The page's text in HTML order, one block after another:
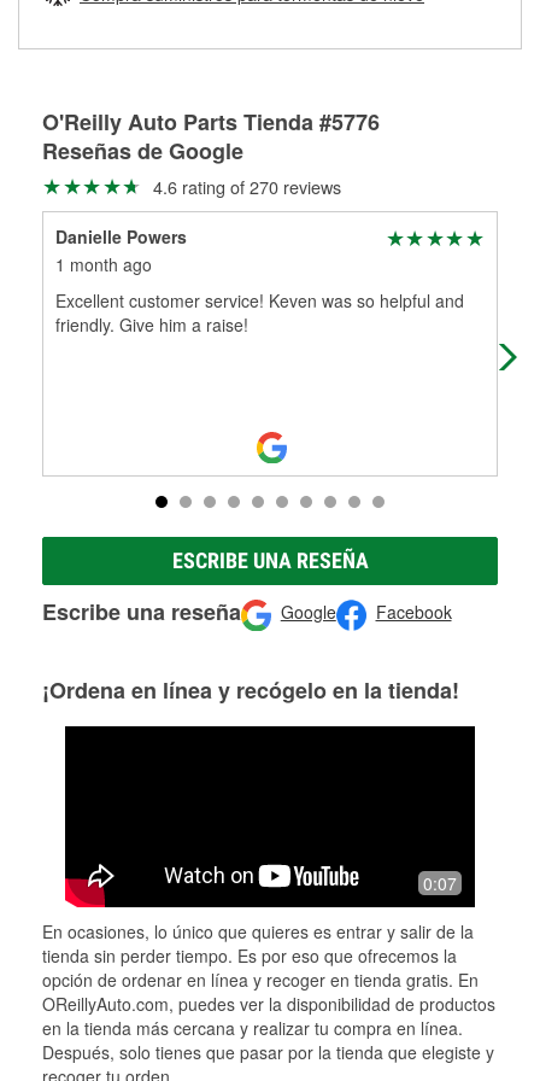
partes de reemplazo correctas para tu reparación.
O'Reilly Auto Parts Tienda #5776
Reseñas de Google
4.6 rating of 270 reviews
Danielle Powers
1 month ago
Excellent customer service! Keven was so helpful and
friendly. Give him a raise!
ESCRIBE UNA RESEÑA
Escribe una reseña Google Facebook
¡Ordena en línea y recógelo en la tienda!
0:07
En ocasiones, lo único que quieres es entrar y salir de la
tienda sin perder tiempo. Es por eso que ofrecemos la
opción de ordenar en línea y recoger en tienda gratis. En
OReillyAuto.com, puedes ver la disponibilidad de productos
en la tienda más cercana y realizar tu compra en línea.
Después, solo tienes que pasar por la tienda que elegiste y
recoger tu orden.